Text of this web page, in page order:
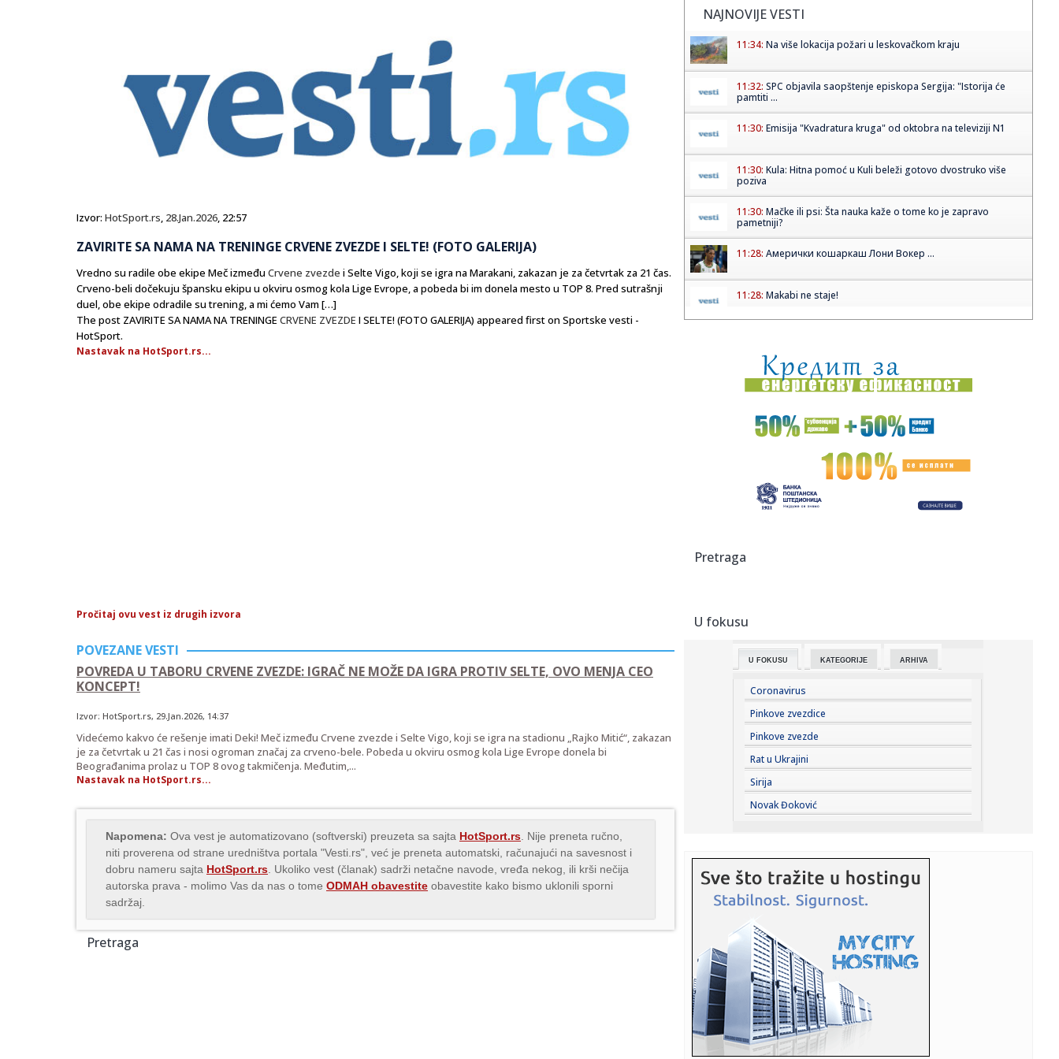
Izvor: HotSport.rs, 28.Jan.2026, 22:57
ZAVIRITE SA NAMA NA TRENINGE CRVENE ZVEZDE I SELTE! (FOTO GALERIJA)
Vredno su radile obe ekipe Meč između Crvene zvezde i Selte Vigo, koji se igra na Marakani, zakazan je za četvrtak za 21 čas.
Crveno-beli dočekuju špansku ekipu u okviru osmog kola Lige Evrope, a pobeda bi im donela mesto u TOP 8. Pred sutrašnji
duel, obe ekipe odradile su trening, a mi ćemo Vam […]
The post ZAVIRITE SA NAMA NA TRENINGE CRVENE ZVEZDE I SELTE! (FOTO GALERIJA) appeared first on Sportske vesti -
HotSport.
Nastavak na HotSport.rs...
Pročitaj ovu vest iz drugih izvora
POVEZANE VESTI
POVREDA U TABORU CRVENE ZVEZDE: IGRAČ NE MOŽE DA IGRA PROTIV SELTE, OVO MENJA CEO
KONCEPT!
Izvor: HotSport.rs, 29.Jan.2026, 14:37
Videćemo kakvo će rešenje imati Deki! Meč između Crvene zvezde i Selte Vigo, koji se igra na stadionu „Rajko Mitić“, zakazan
je za četvrtak u 21 čas i nosi ogroman značaj za crveno-bele. Pobeda u okviru osmog kola Lige Evrope donela bi
Beograđanima prolaz u TOP 8 ovog takmičenja. Međutim,...
Nastavak na HotSport.rs...
Napomena: Ova vest je automatizovano (softverski) preuzeta sa sajta HotSport.rs . Nije preneta ručno,
niti proverena od strane uredništva portala "Vesti.rs", već je preneta automatski, računajući na savesnost i
dobru nameru sajta HotSport.rs . Ukoliko vest (članak) sadrži netačne navode, vređa nekog, ili krši nečija
autorska prava - molimo Vas da nas o tome ODMAH obavestite obavestite kako bismo uklonili sporni
sadržaj.
Pretraga
NAJNOVIJE VESTI
11:34: Na više lokacija požari u leskovačkom kraju
11:32: SPC objavila saopštenje episkopa Sergija: "Istorija će
pamtiti ...
11:30: Emisija "Kvadratura kruga" od oktobra na televiziji N1
11:30: Kula: Hitna pomoć u Kuli beleži gotovo dvostruko više
poziva
11:30: Mačke ili psi: Šta nauka kaže o tome ko je zapravo
pametniji?
11:28: Амерички кошаркаш Лони Вокер ...
11:28: Makabi ne staje!
11:26:Sombor: Objavljen kompletan program „Bodrog festa“
11:25:Vens: Pregovori će biti teški, ali cilj je jasan
Novi atentat šokirao Ruse: Eksplodirao mercedes "kralja
11:25:Bosančić: 10 miliona KM potrebno za makadamske puteve
dvije žene...
11:25:
11:25: Na današnji dan: Ali "ubio" Engleza VIDEO
11:23:Русија тврди да је тема употребе ...
11:23:EMOTIVNI RASTANAK U MADRIDU: Mario Hezonja se
oprostio od Reala!
11:23:BiH aplicirala za SEPA: Naknade za uplate iz inostranstva
biće j...
11:23: U Mađarskoj zbog rekordnih vrućina radnicima dijele pivo,
luben...
11:22:
11:22:Želite da živite ili radite u Sloveniji? Država menja pravila ...
11:22:Parni valjak predstavio i treću garnituru dresova:
Partizanove p...
11:19:Путничка возила на Хоргошу чекају ...
Pretraga
U fokusu
U FOKUSU KATEGORIJE ARHIVA
Coronavirus
Pinkove zvezdice
Pinkove zvezde
Rat u Ukrajini
Sirija
Novak Đoković